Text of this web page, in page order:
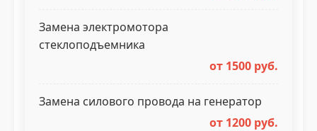
Замена электромотора
стеклоподъемника
от 1500 руб.
Замена силового провода на генератор
от 1200 руб.